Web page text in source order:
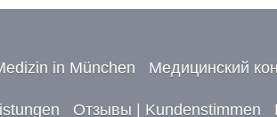
in München Медицинский
Отзывы | Kundenstimmen